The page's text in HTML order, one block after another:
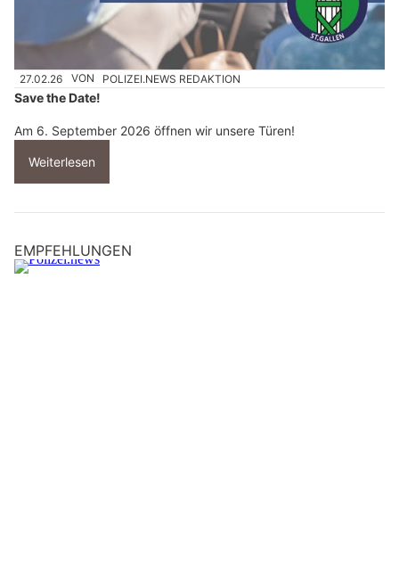
27.02.26 VON POLIZEI.NEWS REDAKTION
Save the Date!
Am 6. September 2026 öffnen wir unsere Türen!
Weiterlesen
EMPFEHLUNGEN